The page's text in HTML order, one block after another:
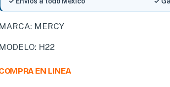
MARCA: MERCY
MODELO: H22
EN LINEA